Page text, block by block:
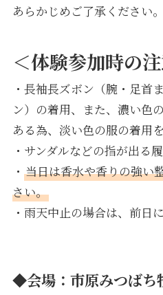
あらかじめご了承ください。
＜体験参加時の
・長袖長ズボン（腕・足首
ン）の着用、また、濃い色
ある為、淡い色の服の着用
・サンダルなどの指が出る
・ 当日は香水や香りの強い
さい。
・雨天中止の場合は、前日
◆会場：市原みつば